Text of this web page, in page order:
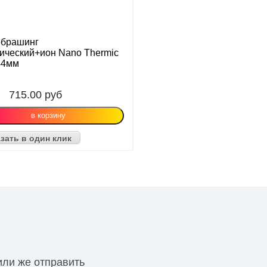
Nano Thermic
715.00 руб
в один клик
же отправить